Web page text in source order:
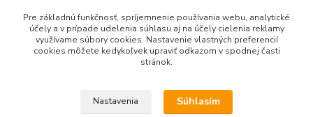
+421 905 545 198
NONSTOP
Pre základnú funkčnosť, spríjemnenie používania webu, analytické
účely a v prípade udelenia súhlasu aj na účely cielenia reklamy
využívame súbory cookies. Nastavenie vlastných preferencií
cookies môžete kedykoľvek upraviť odkazom v spodnej časti
stránok.
Nastavenia Súhlasím